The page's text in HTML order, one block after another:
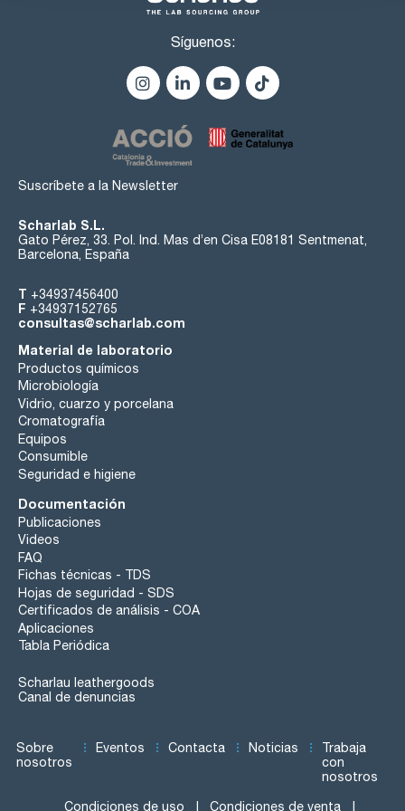
Síguenos:
Suscríbete a la Newsletter
Scharlab S.L.
Gato Pérez, 33. Pol. Ind. Mas d’en Cisa E08181 Sentmenat,
Barcelona, España
T +34937456400
F +34937152765
consultas@scharlab.com
Material de laboratorio
Productos químicos
Microbiología
Vidrio, cuarzo y porcelana
Cromatografía
Equipos
Consumible
Seguridad e higiene
Documentación
Publicaciones
Videos
FAQ
Fichas técnicas - TDS
Hojas de seguridad - SDS
Certificados de análisis - COA
Aplicaciones
Tabla Periódica
Scharlau leathergoods
Canal de denuncias
Sobre
nosotros
Eventos Contacta Noticias
Trabaja
con
nosotros
Condiciones de uso Condiciones de venta